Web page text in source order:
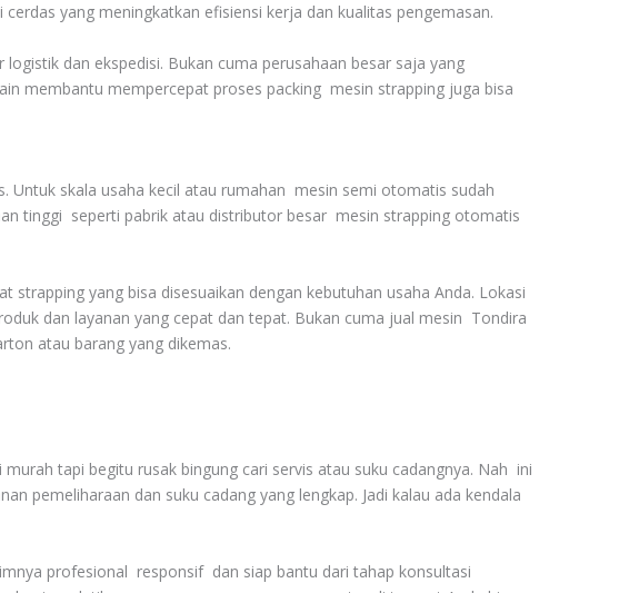
yang meningkatkan efisiensi kerja dan kualitas pengemasan.
dan ekspedisi. Bukan cuma perusahaan besar saja yang
membantu mempercepat proses packing mesin strapping juga bisa
skala usaha kecil atau rumahan mesin semi otomatis sudah
tinggi seperti pabrik atau distributor besar mesin strapping otomatis
yang bisa disesuaikan dengan kebutuhan usaha Anda. Lokasi
dan layanan yang cepat dan tepat. Bukan cuma jual mesin Tondira
atau barang yang dikemas.
tapi begitu rusak bingung cari servis atau suku cadangnya. Nah ini
pemeliharaan dan suku cadang yang lengkap. Jadi kalau ada kendala
profesional responsif dan siap bantu dari tahap konsultasi